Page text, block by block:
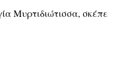
Μυρτιδιώτισσα, σκέπε